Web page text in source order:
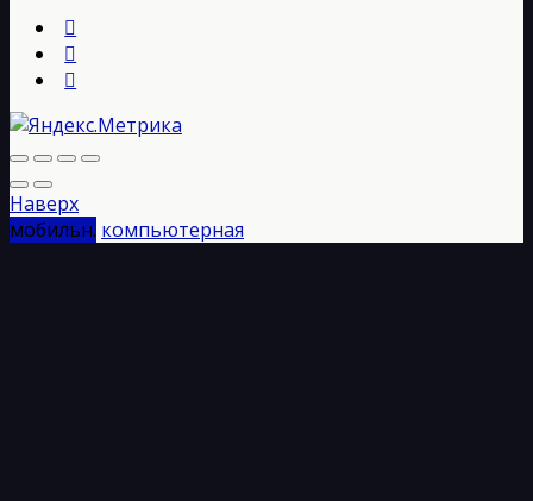
Наверх
мобильн. компьютерная